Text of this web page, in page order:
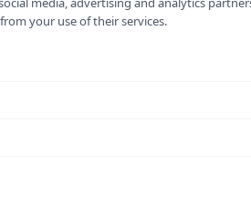
och föräldrar
your use of their services.